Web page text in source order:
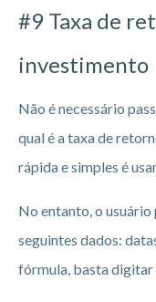
#9 Taxa de
investimento
Não é necessário
qual é a taxa de
rápida e simples é
No entanto, o usuário
seguintes dados:
fórmula, basta digitar